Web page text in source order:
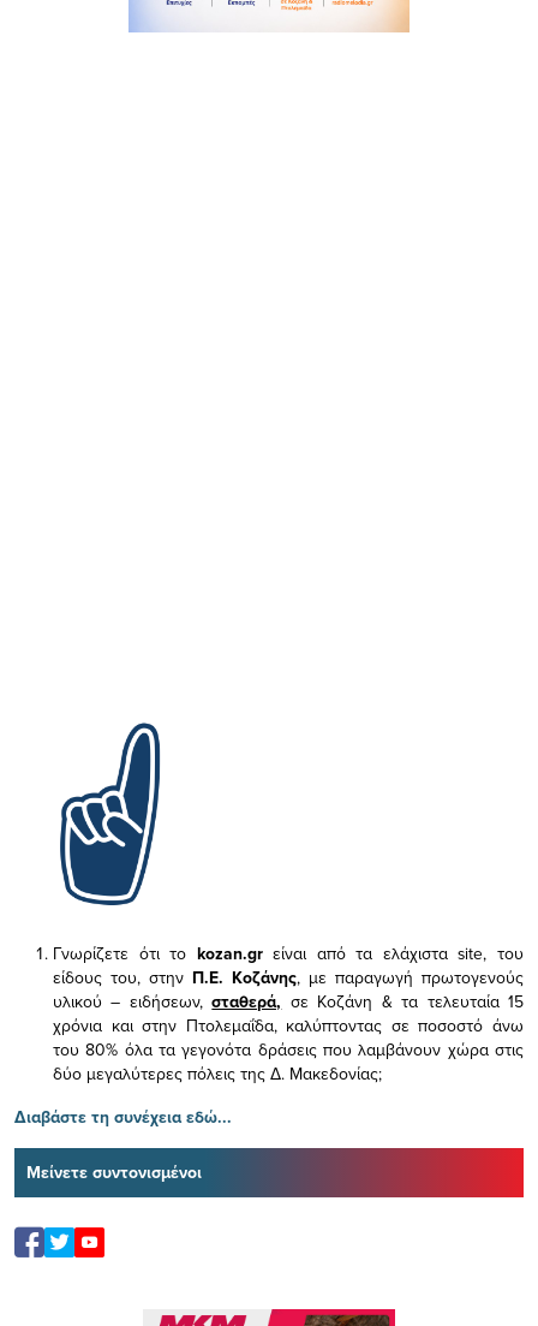
Γνωρίζετε ότι το kozan.gr είναι από τα ελάχισταsite, του
είδους του, στην Π.Ε. Κοζάνης, με παραγωγή πρωτογενούς
υλικού – ειδήσεων,σταθερά, σε Κοζάνη & τα τελευταία 15
χρόνια και στην Πτολεμαΐδα, καλύπτοντας σε ποσοστό άνω
του 80% όλα τα γεγονότα δράσεις που λαμβάνουν χώρα στις
δύο μεγαλύτερες πόλεις της Δ. Μακεδονίας;
Διαβάστε τη συνέχεια εδώ...
Μείνετε συντονισμένοι